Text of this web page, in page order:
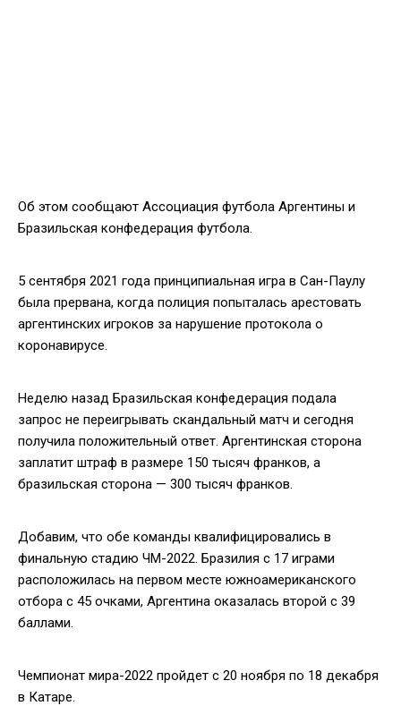
Об этом сообщают Ассоциация футбола Аргентины и
Бразильская конфедерация футбола.
5 сентября 2021 года принципиальная игра в Сан-Паулу
была прервана, когда полиция попыталась арестовать
аргентинских игроков за нарушение протокола о
коронавирусе.
Неделю назад Бразильская конфедерация подала
запрос не переигрывать скандальный матч и сегодня
получила положительный ответ. Аргентинская сторона
заплатит штраф в размере 150 тысяч франков, а
бразильская сторона — 300 тысяч франков.
Добавим, что обе команды квалифицировались в
финальную стадию ЧМ-2022. Бразилия с 17 играми
расположилась на первом месте южноамериканского
отбора с 45 очками, Аргентина оказалась второй с 39
баллами.
Чемпионат мира-2022 пройдет с 20 ноября по 18 декабря
в Катаре.